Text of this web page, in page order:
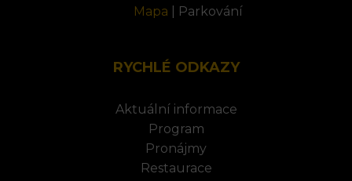
Mapa
Parkování
RYCHLÉ ODKAZY
Aktuální informace
Program
Pronájmy
Restaurace